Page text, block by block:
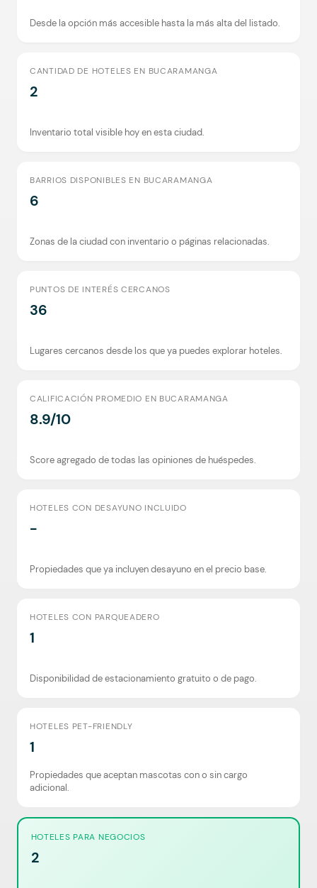
Desde la opción más accesible hasta la más alta del listado.
CANTIDAD DE HOTELES EN BUCARAMANGA
2
Inventario total visible hoy en esta ciudad.
BARRIOS DISPONIBLES EN BUCARAMANGA
6
Zonas de la ciudad con inventario o páginas relacionadas.
PUNTOS DE INTERÉS CERCANOS
36
Lugares cercanos desde los que ya puedes explorar hoteles.
CALIFICACIÓN PROMEDIO EN BUCARAMANGA
8.9/10
Score agregado de todas las opiniones de huéspedes.
HOTELES CON DESAYUNO INCLUIDO
-
Propiedades que ya incluyen desayuno en el precio base.
HOTELES CON PARQUEADERO
1
Disponibilidad de estacionamiento gratuito o de pago.
HOTELES PET-FRIENDLY
1
Propiedades que aceptan mascotas con o sin cargo
adicional.
HOTELES PARA NEGOCIOS
2